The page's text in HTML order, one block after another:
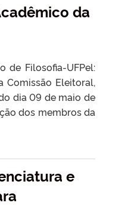
da
de Filosofia-UFPel:
Comissão Eleitoral,
dia 09 de maio de
dos membros da
e